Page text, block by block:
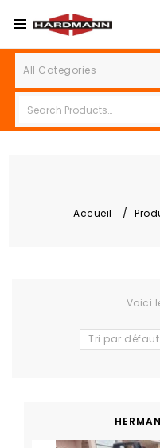
All Categories
Accueil /
Voici
Tri par défaut